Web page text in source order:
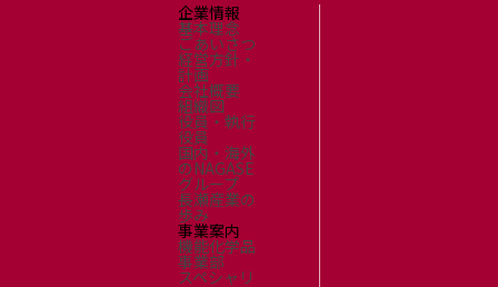
企業情報
基本理念
ごあいさつ
経営方針・
計画
会社概要
組織図
役員・執行
役員
国内・海外
のNAGASE
グループ
長瀬産業の
歩み
事業案内
機能化学品
事業部
スペシャリ